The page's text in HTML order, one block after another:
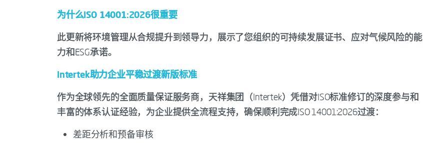
为什么ISO 14001:2026很重要
此更新将环境管理从合规提升到领导力，展示了您组织的可持续发展证书、应对气候风险的能
力和ESG承诺。
Intertek助力企业平稳过渡新版标准
作为全球领先的全面质量保证服务商，天祥集团（Intertek）凭借对ISO标准修订的深度参与和
丰富的体系认证经验，为企业提供全流程支持，确保顺利完成ISO 14001:2026过渡：
差距分析和预备审核